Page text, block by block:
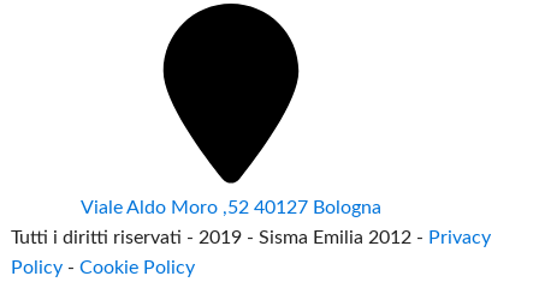
Viale Aldo Moro ,52 40127 Bologna
Tutti i diritti riservati - 2019 - Sisma Emilia 2012 - Privacy
Policy -Cookie Policy